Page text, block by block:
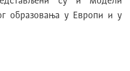
образовања у Европи и у